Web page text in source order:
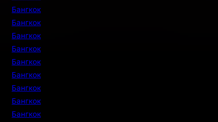
Бангкок
Бангкок
Бангкок
Бангкок
Бангкок
Бангкок
Бангкок
Бангкок
Бангкок